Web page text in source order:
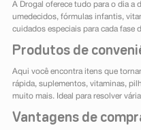
A Drogal oferece tudo para o dia a
umedecidos, fórmulas infantis,
cuidados especiais para cada fase
Produtos de
Aqui você encontra itens que
rápida, suplementos, vitaminas,
muito mais. Ideal para resolver
Vantagens de